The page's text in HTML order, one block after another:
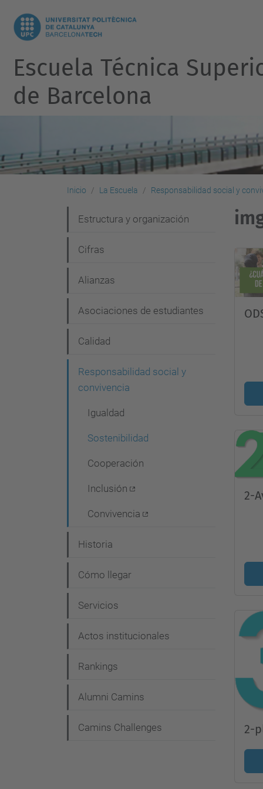
Escuela Técnica
de Barcelona
Inicio La Escuela Responsabilidad social y
2-
2-
a
v
g
a
i
Estructura y organización
Cifras
Alianzas
Asociaciones de estudiantes
Calidad
Responsabilidad social y
convivencia
Igualdad
Sostenibilidad
Cooperación
Inclusión
Convivencia
Historia
Cómo llegar
Servicios
Actos institucionales
Rankings
Alumni Camins
Camins Challenges